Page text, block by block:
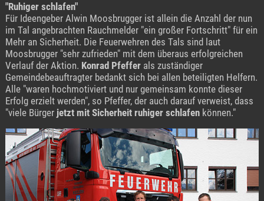
"Ruhiger schlafen"
Für Ideengeber Alwin Moosbrugger ist allein die Anzahl der nun
im Tal angebrachten Rauchmelder "ein großer Fortschritt" für ein
Mehr an Sicherheit. Die Feuerwehren des Tals sind laut
Moosbrugger "sehr zufrieden" mit dem überaus erfolgreichen
Verlauf der Aktion. Konrad Pfeffer als zuständiger
Gemeindebeauftragter bedankt sich bei allen beteiligten Helfern.
Alle "waren hochmotiviert und nur gemeinsam konnte dieser
Erfolg erzielt werden", so Pfeffer, der auch darauf verweist, dass
"viele Bürgerjetzt mit Sicherheit ruhiger schlafen können."